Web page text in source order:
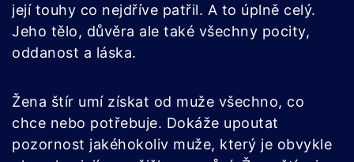
její touhy co nejdříve patřil. A to úplně celý.
Jeho tělo, důvěra ale také všechny pocity,
oddanost a láska.
Žena štír umí získat od muže všechno, co
chce nebo potřebuje. Dokáže upoutat
pozornost jakéhokoliv muže, který je obvykle